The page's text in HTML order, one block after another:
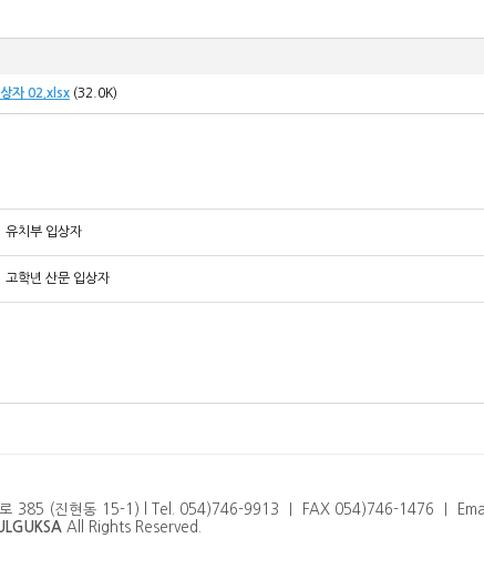
자 02.xlsx (32.0K)
유치부 입상자
고학년 산문 입상자
로 385 (진현동 15-1) l Tel. 054)746-9913 ㅣ FAX 054)746-1476 ㅣ
All Rights Reserved.